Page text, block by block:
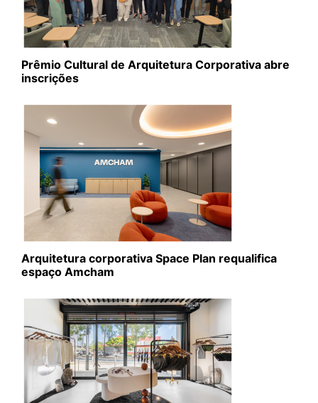
Prêmio Cultural de Arquitetura Corporativa abre
inscrições
Arquitetura corporativa Space Plan requalifica
espaço Amcham